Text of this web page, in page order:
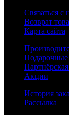
Связаться с
Возврат
Карта сайта
Акции
История
Рассылка